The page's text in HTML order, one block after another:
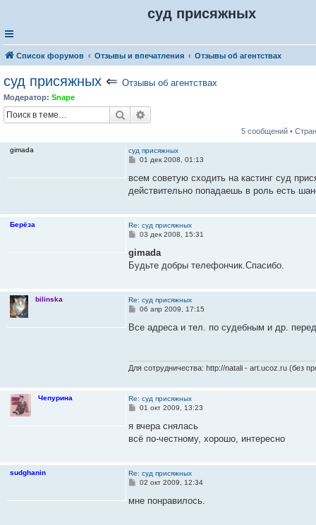
суд присяжных
Список форумов Отзывы и впечатления Отзывы об агентствах
суд присяжных ⇐ Отзывы об агентствах
Модератор: Snape
Поиск
5 сообщений •
gimada
суд присяжных
С
о
щ
е
01 дек 2008, 01:13
всем советую сходить на кастинг суд
действительно попадаешь в роль есть
Берёза
Re: суд присяжных
С
о
щ
и
е
03 дек 2008, 15:31
gimada
Будьте добры телефончик.Спасибо.
bilinska
Re: суд присяжных
С
о
и
06 апр 2009, 17:15
Все адреса и тел. по судебным и др.
Для сотрудничества: http://natali - art.ucoz.ru (без
Чепурина
Re: суд присяжных
С
о
щ
и
е
01 окт 2009, 13:23
я вчера снялась
всё по-честному, хорошо, интересно
sudghanin
Re: суд присяжных
С
о
02 окт 2009, 12:34
мне понравилось.